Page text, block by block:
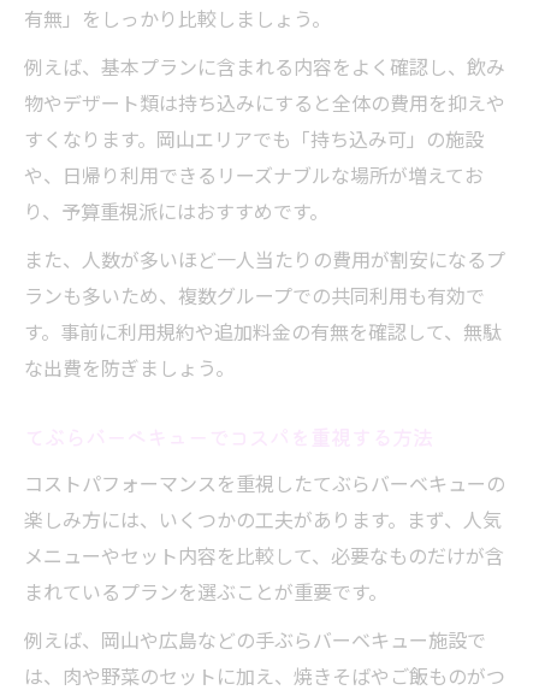
有無」をしっかり比較しましょう。
例えば、基本プランに含まれる内容をよく確認し、飲み
物やデザート類は持ち込みにすると全体の費用を抑えや
すくなります。岡山エリアでも「持ち込み可」の施設
や、日帰り利用できるリーズナブルな場所が増えてお
り、予算重視派にはおすすめです。
また、人数が多いほど一人当たりの費用が割安になるプ
ランも多いため、複数グループでの共同利用も有効で
す。事前に利用規約や追加料金の有無を確認して、無駄
な出費を防ぎましょう。
コストパフォーマンスを重視したてぶらバーベキューの
楽しみ方には、いくつかの工夫があります。まず、人気
メニューやセット内容を比較して、必要なものだけが含
まれているプランを選ぶことが重要です。
例えば、岡山や広島などの手ぶらバーベキュー施設で
は、肉や野菜のセットに加え、焼きそばやご飯ものがつ